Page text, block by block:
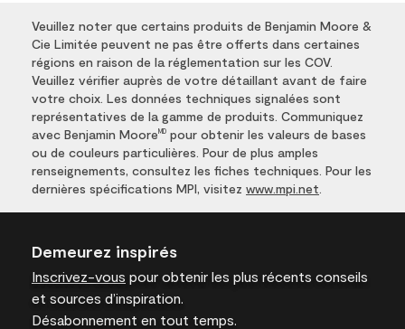
Veuillez noter que certains produits de Benjamin Moore &
Cie Limitée peuvent ne pas être offerts dans certaines
régions en raison de la réglementation sur les COV.
Veuillez vérifier auprès de votre détaillant avant de faire
votre choix. Les données techniques signalées sont
représentatives de la gamme de produits. Communiquez
avec Benjamin Moore MD pour obtenir les valeurs de bases
ou de couleurs particulières. Pour de plus amples
renseignements, consultez les fiches techniques. Pour les
dernières spécifications MPI, visitez www.mpi.net
Demeurez inspirés
Inscrivez-vous pour obtenir les plus récents conseils
et sources d’inspiration.
Désabonnement en tout temps.